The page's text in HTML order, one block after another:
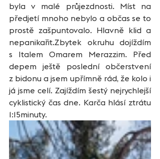
byla v malé průjezdnosti. Míst na
předjetí mnoho nebylo a občas se to
prostě zašpuntovalo. Hlavně klid a
nepanikařit.Zbytek okruhu dojíždím
s Italem Omarem Merazzim. Před
depem ještě poslední občerstvení
z bidonu a jsem upřímně rád, že kolo i
já jsme celí. Zajíždím šestý nejrychlejší
cyklistický čas dne. Karča hlásí ztrátu
1:15minuty.